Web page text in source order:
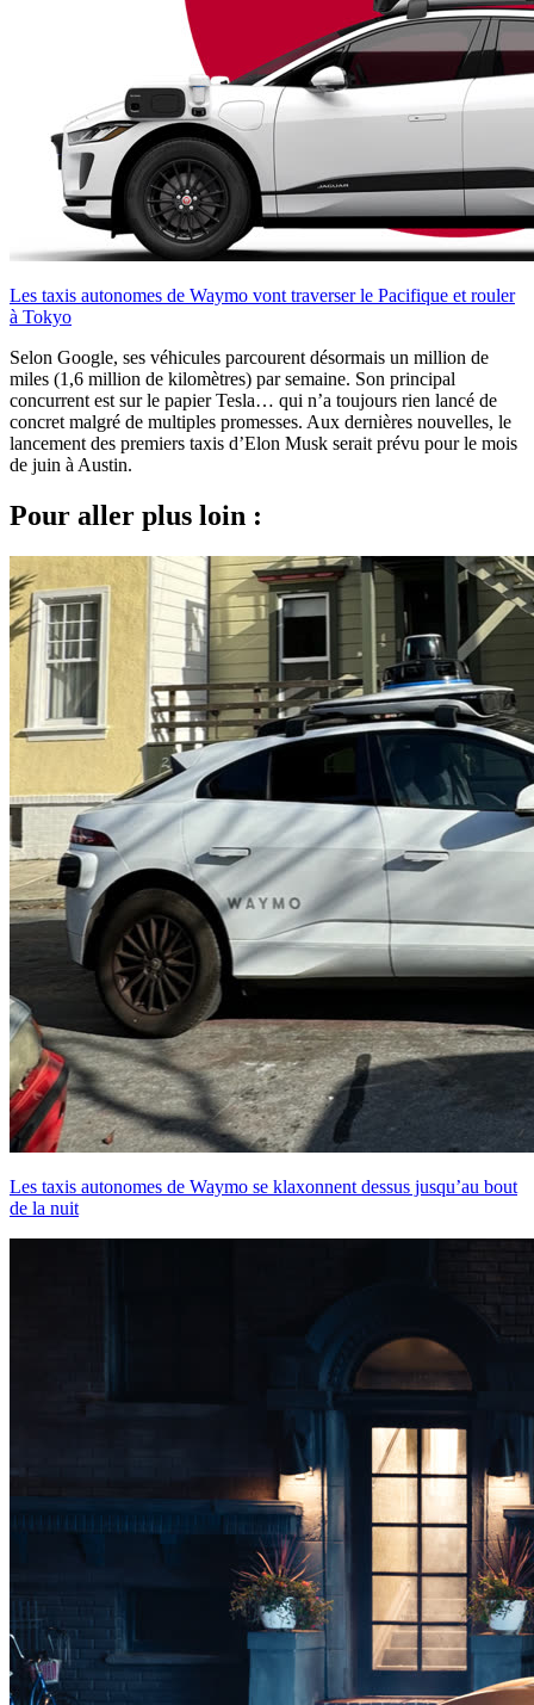
Les taxis autonomes de Waymo vont traverser le Pacifique et rouler
à Tokyo
Selon Google, ses véhicules parcourent désormais un million de
miles (1,6 million de kilomètres) par semaine. Son principal
concurrent est sur le papier Tesla… qui n’a toujours rien lancé de
concret malgré de multiples promesses. Aux dernières nouvelles, le
lancement des premiers taxis d’Elon Musk serait prévu pour le mois
de juin à Austin.
Pour aller plus loin :
Les taxis autonomes de Waymo se klaxonnent dessus jusqu’au bout
de la nuit